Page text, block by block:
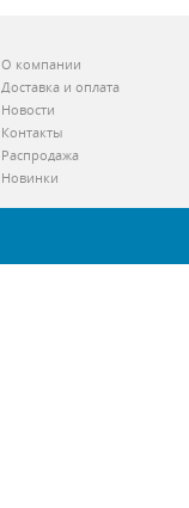
О компании
Доставка и оплата
Новости
Контакты
Распродажа
Новинки